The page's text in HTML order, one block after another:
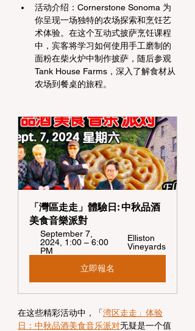
活动介绍：Cornerstone Sonoma 为
你呈现一场独特的农场探索和烹饪艺
术体验。在这个互动式披萨烹饪课程
中，宾客将学习如何使用手工磨制的
面粉在柴火炉中制作披萨，随后参观
Tank House Farms，深入了解食材从
农场到餐桌的旅程。
「灣區走走」體驗日: 中秋品酒
美食音樂派對
September 7,
2024, 1:00 – 6:00
PM
Elliston
Vineyards
立即報名
在这些精彩活动中，「湾区走走」体验
日：中秋品酒美食音乐派对无疑是一个值